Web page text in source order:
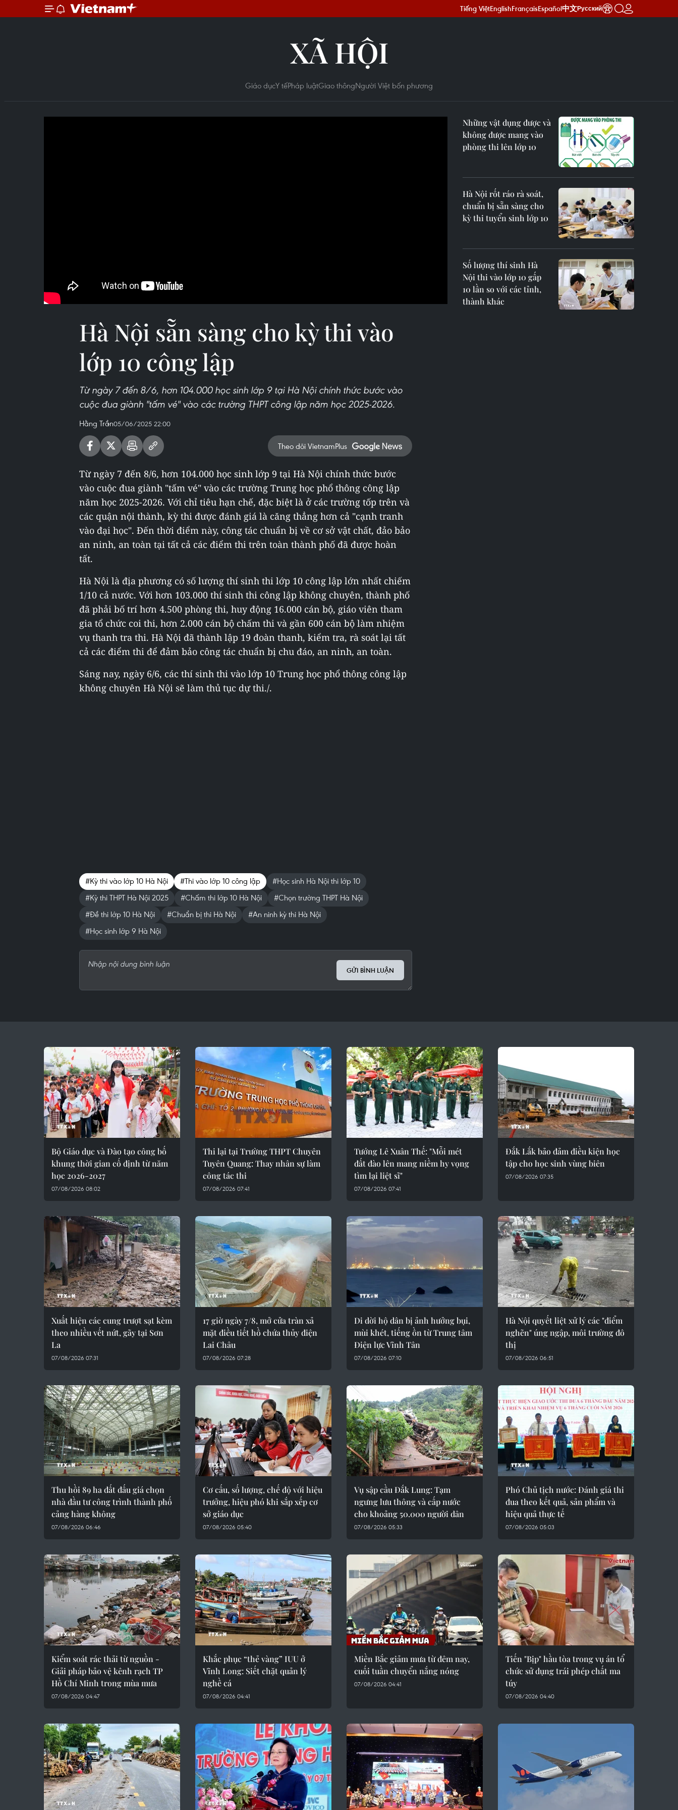
Tiếng ViệtEnglishFrançaisEspañol中文Русский
XÃ HỘI
Giáo dụcY tếPháp luậtGiao thôngNgười Việt bốn phương
Hà Nội sẵn sàng cho kỳ thi vào
lớp 10 công lập
Từ ngày 7 đến 8/6, hơn 104.000 học sinh lớp 9 tại Hà Nội chính thức bước vào
cuộc đua giành "tấm vé" vào các trường THPT công lập năm học 2025-2026.
Hằng Trần05/06/2025 22:00
Theo dõi VietnamPlus
Từ ngày 7 đến 8/6, hơn 104.000 học sinh lớp 9 tại Hà Nội chính thức bước
vào cuộc đua giành "tấm vé" vào các trường Trung học phổ thông công lập
năm học 2025-2026. Với chỉ tiêu hạn chế, đặc biệt là ở các trường tốp trên và
các quận nội thành, kỳ thi được đánh giá là căng thẳng hơn cả "cạnh tranh
vào đại học". Đến thời điểm này, công tác chuẩn bị về cơ sở vật chất, đảo bảo
an ninh, an toàn tại tất cả các điểm thi trên toàn thành phố đã được hoàn
tất.
Hà Nội là địa phương có số lượng thí sinh thi lớp 10 công lập lớn nhất chiếm
1/10 cả nước. Với hơn 103.000 thí sinh thi công lập không chuyên, thành phố
đã phải bố trí hơn 4.500 phòng thi, huy động 16.000 cán bộ, giáo viên tham
gia tổ chức coi thi, hơn 2.000 cán bộ chấm thi và gần 600 cán bộ làm nhiệm
vụ thanh tra thi. Hà Nội đã thành lập 19 đoàn thanh, kiểm tra, rà soát lại tất
cả các điểm thi để đảm bảo công tác chuẩn bị chu đáo, an ninh, an toàn.
Sáng nay, ngày 6/6, các thí sinh thi vào lớp 10 Trung học phổ thông công lập
không chuyên Hà Nội sẽ làm thủ tục dự thi./.
#Kỳ thi vào lớp 10 Hà Nội #Thi vào lớp 10 công lập
#Học sinh Hà Nội thi lớp 10
#Kỳ thi THPT Hà Nội 2025
#Chấm thi lớp 10 Hà Nội
#Chọn trường THPT Hà Nội
#Đề thi lớp 10 Hà Nội
#Chuẩn bị thi Hà Nội
#An ninh kỳ thi Hà Nội
#Học sinh lớp 9 Hà Nội
GỬI BÌNH LUẬN
Những vật dụng được và
không được mang vào
phòng thi lên lớp 10
Hà Nội rốt ráo rà soát,
chuẩn bị sẵn sàng cho
kỳ thi tuyển sinh lớp 10
Số lượng thí sinh Hà
Nội thi vào lớp 10 gấp
10 lần so với các tỉnh,
thành khác
Bộ Giáo dục và Đào tạo công bố
khung thời gian cố định từ năm
học 2026-2027
07/08/2026 08:02
Thi lại tại Trường THPT Chuyên
Tuyên Quang: Thay nhân sự làm
công tác thi
07/08/2026 07:41
Tướng Lê Xuân Thế: "Mỗi mét
đất đào lên mang niềm hy vọng
tìm lại liệt sĩ"
07/08/2026 07:41
Đắk Lắk bảo đảm điều kiện học
tập cho học sinh vùng biên
07/08/2026 07:35
Xuất hiện các cung trượt sạt kèm
theo nhiều vết nứt, gãy tại Sơn
La
07/08/2026 07:31
17 giờ ngày 7/8, mở cửa tràn xả
mặt điều tiết hồ chứa thủy điện
Lai Châu
07/08/2026 07:28
Di dời hộ dân bị ảnh hưởng bụi,
mùi khét, tiếng ồn từ Trung tâm
Điện lực Vĩnh Tân
07/08/2026 07:10
Hà Nội quyết liệt xử lý các "điểm
nghẽn" úng ngập, môi trường đô
thị
07/08/2026 06:51
Thu hồi 89 ha đất đấu giá chọn
nhà đầu tư công trình thành phố
cảng hàng không
07/08/2026 06:46
Cơ cấu, số lượng, chế độ với hiệu
trưởng, hiệu phó khi sắp xếp cơ
sở giáo dục
07/08/2026 05:40
Vụ sập cầu Đắk Lung: Tạm
ngưng lưu thông và cấp nước
cho khoảng 50.000 người dân
07/08/2026 05:33
Phó Chủ tịch nước: Đánh giá thi
đua theo kết quả, sản phẩm và
hiệu quả thực tế
07/08/2026 05:03
Kiểm soát rác thải từ nguồn -
Giải pháp bảo vệ kênh rạch TP
Hồ Chí Minh trong mùa mưa
07/08/2026 04:47
Khắc phục “thẻ vàng” IUU ở
Vĩnh Long: Siết chặt quản lý
nghề cá
07/08/2026 04:41
Miền Bắc giảm mưa từ đêm nay,
cuối tuần chuyển nắng nóng
07/08/2026 04:41
Tiến "Bịp" hầu tòa trong vụ án tổ
chức sử dụng trái phép chất ma
túy
07/08/2026 04:40